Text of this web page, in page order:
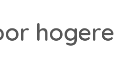
hogere